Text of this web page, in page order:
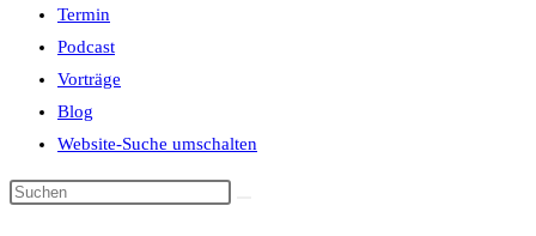
Termin
Podcast
Vorträge
Blog
Website-Suche umschalten